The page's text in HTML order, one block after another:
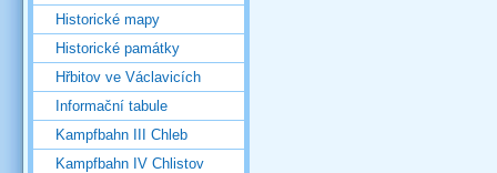
Historické mapy
Historické památky
Hřbitov ve Václavicích
Informační tabule
Kampfbahn III Chleb
Kampfbahn IV Chlistov